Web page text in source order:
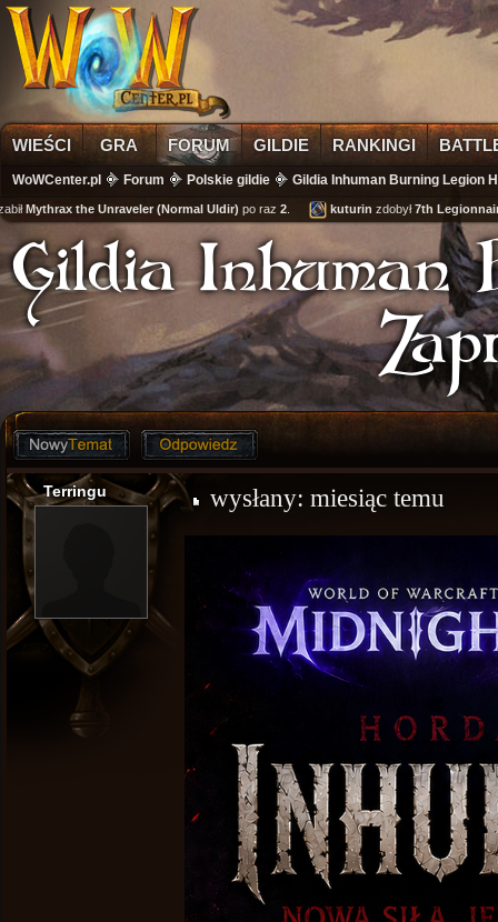
WIEŚCI GRA FORUM GILDIE RANKINGI
WoWCenter.pl Forum Polskie gildie Gildia Inhuman Burning Legion
Mythrax the Unraveler (Normal Uldir)po raz2. kuturinzdobył7th
Gildia Inhuman
Terringu wysłany: miesiąc temu